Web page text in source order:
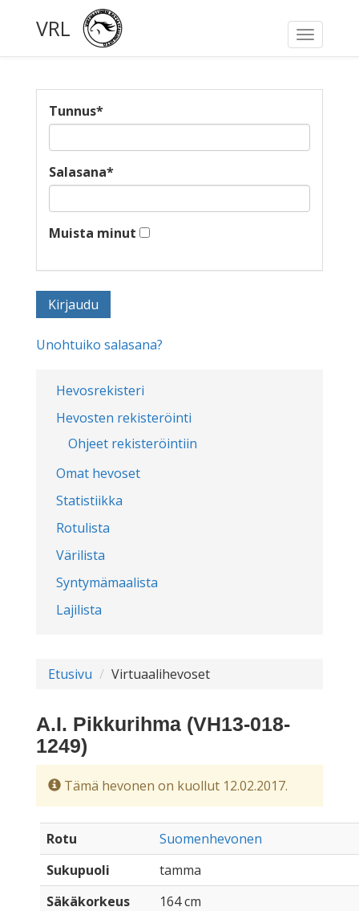
Toggle
VRL
Hevosrekisteri
Hevosten rekisteröinti
Ohjeet rekisteröintiin
Omat hevoset
Statistiikka
Rotulista
Värilista
Syntymämaalista
Lajilista
Tunnus*
Salasana*
Muista minut
Unohtuiko salasana?
Etusivu Virtuaalihevoset
A.I. Pikkurihma (VH13-018-
1249)
Tämä hevonen on kuollut 12.02.2017.
Rotu
Suomenhevonen
Sukupuoli
tamma
Säkäkorkeus
164 cm